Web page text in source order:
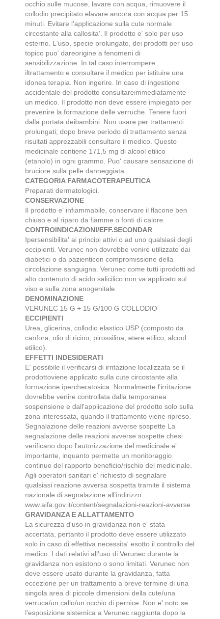
occhio sulle mucose, lavare con acqua, rimuovere il
collodio precipitato elavare ancora con acqua per 15
minuti. Evitare l'applicazione sulla cute normale
circostante alla callosita'. Il prodotto e' solo per uso
esterno. L'uso, specie prolungato, dei prodotti per uso
topico puo' dareorigine a fenomeni di
sensibilizzazione. In tal caso interrompere
iltrattamento e consultare il medico per istituire una
idonea terapia. Non ingerire. In caso di ingestione
accidentale del prodotto consultareimmediatamente
un medico. Il prodotto non deve essere impiegato per
prevenire la formazione delle verruche. Tenere fuori
dalla portata deibambini. Non usare per trattamenti
prolungati; dopo breve periodo di trattamento senza
risultati apprezzabili consultare il medico. Questo
medicinale contiene 171,5 mg di alcool etilico
(etanolo) in ogni grammo. Puo' causare sensazione di
bruciore sulla pelle danneggiata.
CATEGORIA FARMACOTERAPEUTICA
Preparati dermatologici.
CONSERVAZIONE
Il prodotto e' infiammabile, conservare il flacone ben
chiuso e al riparo da fiamme o fonti di calore.
CONTROINDICAZIONI/EFF.SECONDAR
Ipersensibilita' ai principi attivi o ad uno qualsiasi degli
eccipienti. Verunec non dovrebbe venire utilizzato dai
diabetici o da pazienticon compromissione della
circolazione sanguigna. Verunec come tutti iprodotti ad
alto contenuto di acido salicilico non va applicato sul
viso e sulla zona anogenitale.
DENOMINAZIONE
VERUNEC 15 G + 15 G/100 G COLLODIO
ECCIPIENTI
Urea, glicerina, collodio elastico USP (composto da
canfora, olio di ricino, pirossilina, etere etilico, alcool
etilico).
EFFETTI INDESIDERATI
E' possibile il verificarsi di irritazione localizzata se il
prodottoviene applicato sulla cute circostante alla
formazione ipercheratosica. Normalmente l'irritazione
dovrebbe venire controllata dalla temporanea
sospensione e dall'applicazione del prodotto solo sulla
zona interessata, quando il trattamento viene ripreso.
Segnalazione delle reazioni avverse sospette La
segnalazione delle reazioni avverse sospette chesi
verificano dopo l'autorizzazione del medicinale e'
importante, inquanto permette un monitoraggio
continuo del rapporto beneficio/rischio del medicinale.
Agli operatori sanitari e' richiesto di segnalare
qualsiasi reazione avversa sospetta tramite il sistema
nazionale di segnalazione all'indirizzo
www.aifa.gov.it/content/segnalazioni-reazioni-avverse
GRAVIDANZA E ALLATTAMENTO
La sicurezza d'uso in gravidanza non e' stata
accertata, pertanto il prodotto deve essere utilizzato
solo in caso di effettiva necessita' esotto il controllo del
medico. I dati relativi all'uso di Verunec durante la
gravidanza non esistono o sono limitati. Verunec non
deve essere usato durante la gravidanza, fatta
eccezione per un trattamento a breve termine di una
singola area di piccole dimensioni della cute/una
verruca/un callo/un occhio di pernice. Non e' noto se
l'esposizione sistemica a Verunec raggiunta dopo la